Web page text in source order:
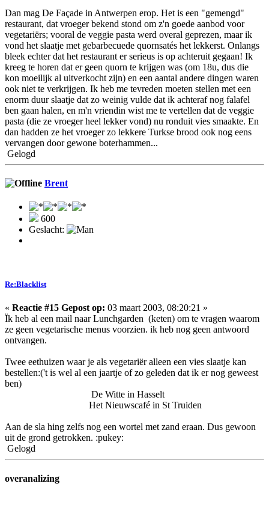
Dan mag De Façade in Antwerpen erop. Het is een "gemengd"
restaurant, dat vroeger bekend stond om z'n goede aanbod voor
vegetariërs; vooral de veggie pasta werd overal geprezen, maar ik
vond het slaatje met gebarbecuede quornsatés het lekkerst. Onlangs
bleek echter dat het restaurant er serieus is op achteruit gegaan! Ik
kreeg te horen dat er geen quorn te krijgen was (om 18u, dus die
kon moeilijk al uitverkocht zijn) en een aantal andere dingen waren
ook niet te verkrijgen. Ik heb me tevreden moeten stellen met een
enorm duur slaatje dat zo weinig vulde dat ik achteraf nog falafel
ben gaan halen, en m'n vriendin wist me te vertellen dat de veggie
pasta (die ze vroeger heel lekker vond) nu ronduit vies smaakte. En
dan hadden ze het vroeger zo lekkere Turkse brood ook nog eens
vervangen door gewone boterhammen...
Gelogd
Brent
600
Geslacht:
Re:Blacklist
« Reactie #15 Gepost op: 03 maart 2003, 08:20:21 »
Ïk heb al een mail naar Lunchgarden (keten) om te vragen waarom
ze geen vegetarische menus voorzien. ik heb nog geen antwoord
ontvangen.
Twee eethuizen waar je als vegetariër alleen een vies slaatje kan
bestellen:('t is wel al een jaartje of zo geleden dat ik er nog geweest
ben)
De Witte in Hasselt
Het Nieuwscafé in St Truiden
Aan de sla hing zelfs nog een wortel met zand eraan. Dus gewoon
uit de grond getrokken. :pukey:
Gelogd
overanalizing